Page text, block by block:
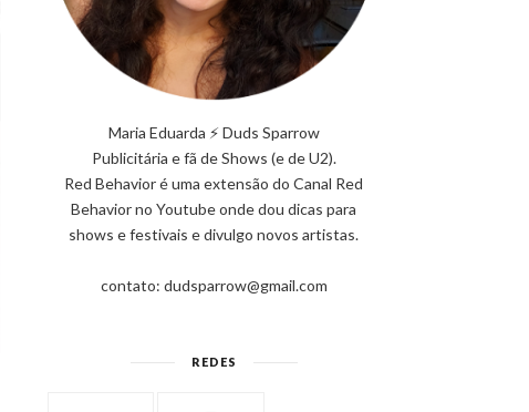
Maria Eduarda ⚡ Duds Sparrow
Publicitária e fã de Shows (e de U2).
Red Behavior é uma extensão do Canal Red
Behavior no Youtube onde dou dicas para
shows e festivais e divulgo novos artistas.
contato: dudsparrow@gmail.com
REDES